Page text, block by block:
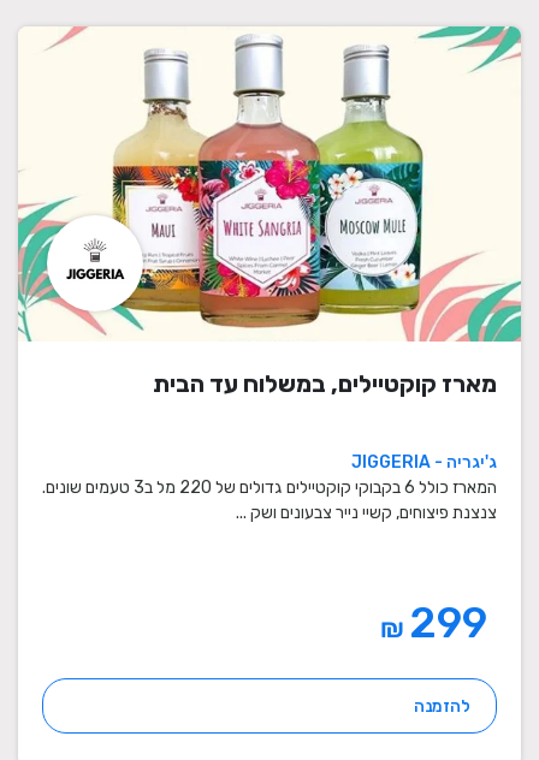
מארז קוקטיילים, במשלוח עד הבית
ג'יגריה - JIGGERIA
המארז כולל 6 בקבוקי קוקטיילים גדולים של 220 מל ב3 טעמים שונים.
צנצנת פיצוחים, קשיי נייר צבעונים ושק ...
₪
להזמנה